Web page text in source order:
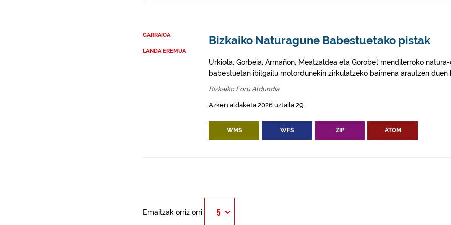
GARRAIOA
LANDA EREMUA
Bizkaiko Naturagune Babestuetako pistak
Urkiola, Gorbeia, Armañon, Meatzaldea eta Gorobel mendilerroko
babestuetan ibilgailu motordunekin zirkulatzeko baimena arautzen duen
Bizkaiko Foru Aldundia
Azken aldaketa 2026 uztaila 29
WMS WFS ZIP ATOM
Emaitzak orriz orri